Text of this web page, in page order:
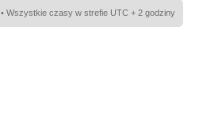
• Wszystkie czasy w strefie UTC + 2 godziny